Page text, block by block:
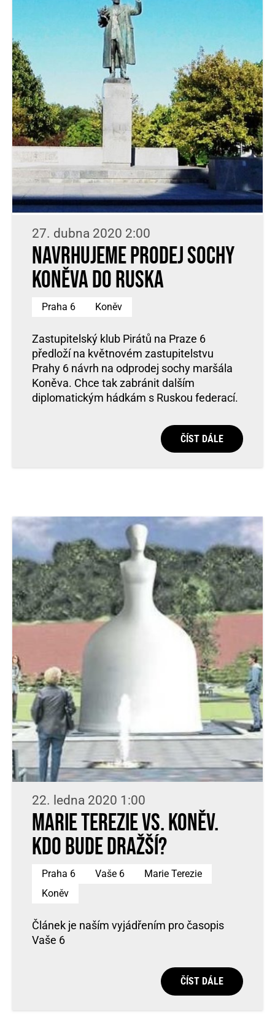
27. dubna 2020 2:00
Navrhujeme prodej sochy
Koněva do Ruska
Praha 6 Koněv
Zastupitelský klub Pirátů na Praze 6
předloží na květnovém zastupitelstvu
Prahy 6 návrh na odprodej sochy maršála
Koněva. Chce tak zabránit dalším
diplomatickým hádkám s Ruskou federací.
ČÍST DÁLE
22. ledna 2020 1:00
Marie Terezie vs. Koněv.
Kdo bude dražší?
Praha 6 Vaše 6
Marie Terezie
Koněv
Článek je naším vyjádřením pro časopis
Vaše 6
ČÍST DÁLE